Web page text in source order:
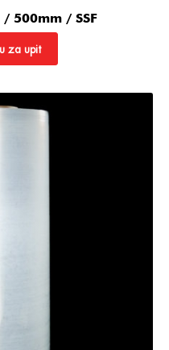
500mm / SSF
za upit